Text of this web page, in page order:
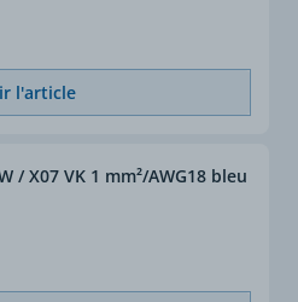
l'article
/ X07 VK 1 mm²/AWG18 bleu